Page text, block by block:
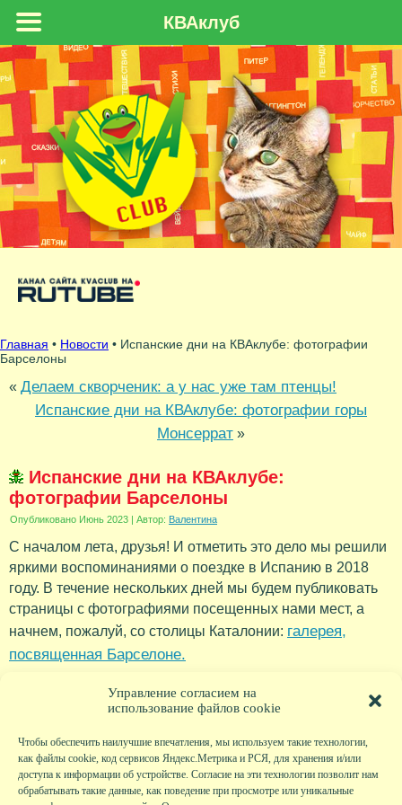
Управление согласием на
использование файлов cookie
Чтобы обеспечить наилучшие впечатления, мы используем такие технологии,
как файлы cookie, код сервисов Яндекс.Метрика и РСЯ, для хранения и/или
доступа к информации об устройстве. Согласие на эти технологии позволит нам
обрабатывать такие данные, как поведение при просмотре или уникальные
Главная • Новости • Испанские дни на КВАклубе: фотографии
Барселоны
« Делаем скворченик: а у нас уже там птенцы!
Испанские дни на КВАклубе: фотографии горы
Монсеррат »
Испанские дни на КВАклубе:
фотографии Барселоны
Опубликовано Июнь 2023 | Автор: Валентина
С началом лета, друзья! И отметить это дело мы решили
яркими воспоминаниями о поездке в Испанию в 2018
году. В течение нескольких дней мы будем публиковать
страницы с фотографиями посещенных нами мест, а
начнем, пожалуй, со столицы Каталонии: галерея,
посвященная Барселоне.
КВАклуб